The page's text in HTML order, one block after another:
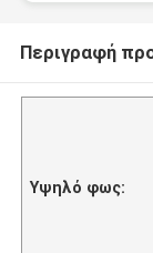
Περιγραφή
Υψηλό φως: